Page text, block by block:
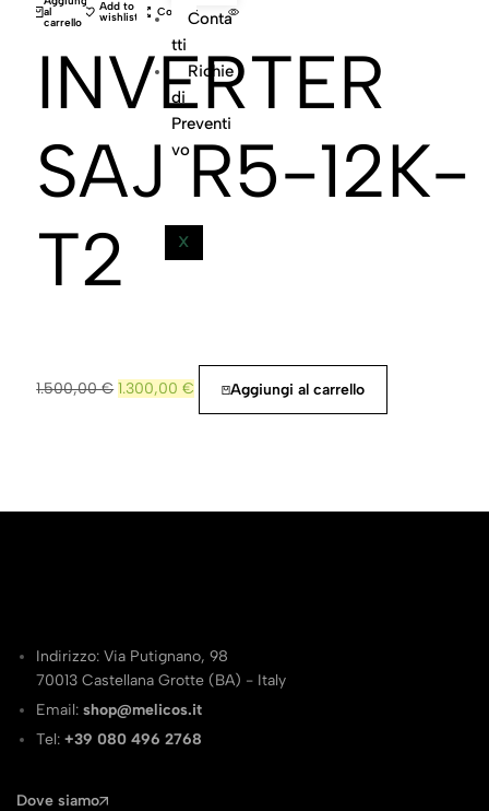
Conta
Tti
Richie
Di
Preventi
Vo
X
al
carrello
Add to
wishlist Compare
INVERTER
SAJ R5-12K-
T2
1.500,00€ 1.300,00€ Aggiungi al carrello
Indirizzo: Via Putignano, 98
70013 Castellana Grotte (BA) - Italy
Email:shop@melicos.it
Tel:+39 080 496 2768
Dove siamo